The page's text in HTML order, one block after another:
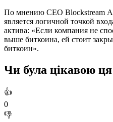
По мнению CEO Blockstream
является логичной точкой
актива: «Если компания не
выше биткоина, ей стоит
биткоин».
Чи була цікавою
👍
0
👎